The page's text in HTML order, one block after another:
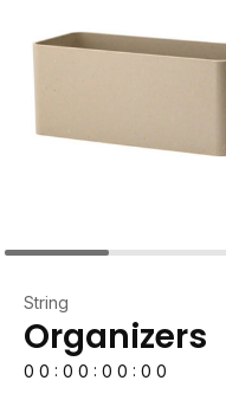
String
Organizers
0 0 : 0 0 : 0 0 : 0 0